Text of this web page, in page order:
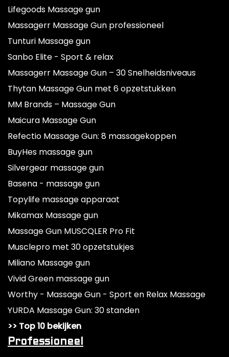
Lifegoods Massage gun
Massagerr Massage Gun professioneel
Tunturi Massage gun
Sanbo Elite - Sport & relax
Massagerr Massage Gun – 30 Snelheidsniveaus
Thytan Massage Gun met 6 opzetstukken
MM Brands – Massage Gun
Maicura Massage Gun
Refectio Massage Gun: 8 massagekoppen
BuyHes massage gun
Silvergear massage gun
Basena - massage gun
Topylife massage apparaat
Mikamax Massage gun
Massage Gun MUSCQLER Pro Fit
Musclepro met 30 opzetstukjes
Miliano Massage gun
Vivid Green massage gun
Worthy - Massage Gun - Sport en Relax Massage
YURDA Massage Gun: 30 standen
>> Top 10 bekijken
Professioneel